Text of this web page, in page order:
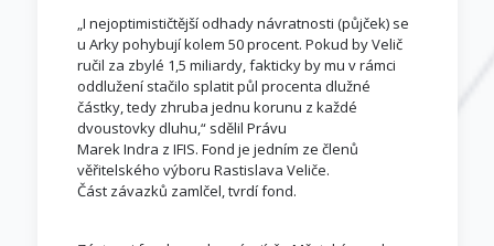
„I nejoptimističtější odhady návratnosti (půjček) se
u Arky pohybují kolem 50 procent. Pokud by Velič
ručil za zbylé 1,5 miliardy, fakticky by mu v rámci
oddlužení stačilo splatit půl procenta dlužné
částky, tedy zhruba jednu korunu z každé
dvoustovky dluhu,“ sdělil Právu
Marek Indra z IFIS. Fond je jedním ze členů
věřitelského výboru Rastislava Veliče.
Část závazků zamlčel, tvrdí fond.